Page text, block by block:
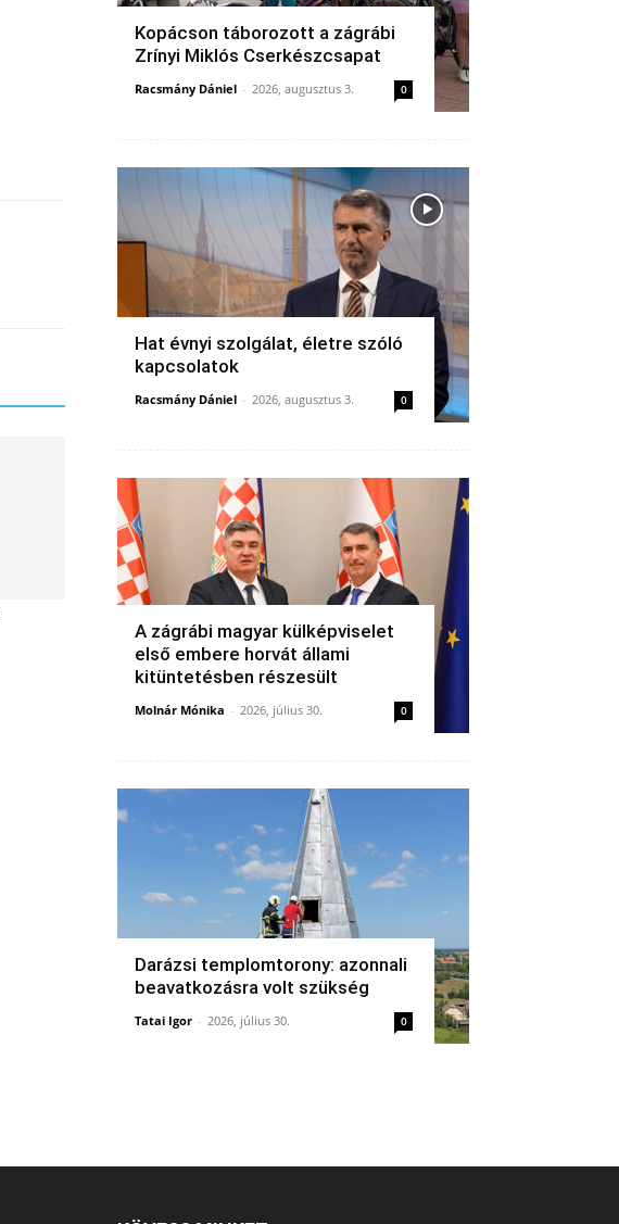
Kopácson táborozott a zágrábi
Zrínyi Miklós Cserkészcsapat
Racsmány Dániel - 2026, augusztus 3. 0
Hat évnyi szolgálat, életre szóló
kapcsolatok
Racsmány Dániel - 2026, augusztus 3. 0
A zágrábi magyar külképviselet
első embere horvát állami
kitüntetésben részesült
Molnár Mónika - 2026, július 30. 0
Darázsi templomtorony: azonnali
beavatkozásra volt szükség
Tatai Igor - 2026, július 30. 0